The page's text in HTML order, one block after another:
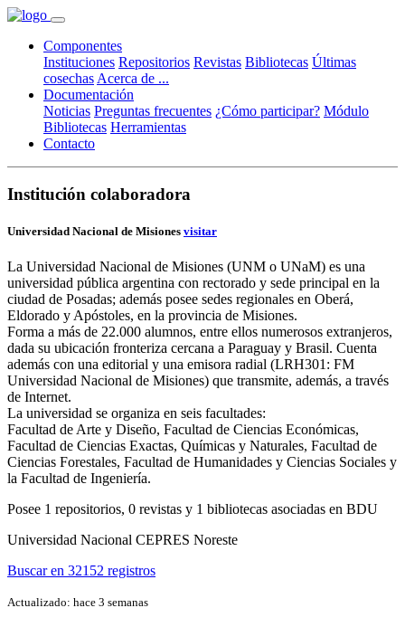
Componentes
Instituciones Repositorios Revistas Bibliotecas Últimas
cosechas Acerca de ...
Documentación
Noticias Preguntas frecuentes ¿Cómo participar? Módulo
Bibliotecas Herramientas
Contacto
Institución colaboradora
Universidad Nacional de Misiones visitar
La Universidad Nacional de Misiones (UNM o UNaM) es una
universidad pública argentina con rectorado y sede principal en la
ciudad de Posadas; además posee sedes regionales en Oberá,
Eldorado y Apóstoles, en la provincia de Misiones.
Forma a más de 22.000 alumnos, entre ellos numerosos extranjeros,
dada su ubicación fronteriza cercana a Paraguay y Brasil. Cuenta
además con una editorial y una emisora radial (LRH301: FM
Universidad Nacional de Misiones) que transmite, además, a través
de Internet.
La universidad se organiza en seis facultades:
Facultad de Arte y Diseño, Facultad de Ciencias Económicas,
Facultad de Ciencias Exactas, Químicas y Naturales, Facultad de
Ciencias Forestales, Facultad de Humanidades y Ciencias Sociales y
la Facultad de Ingeniería.
Posee 1 repositorios, 0 revistas y 1 bibliotecas asociadas en BDU
Universidad Nacional CEPRES Noreste
Buscar en 32152 registros
Actualizado: hace 3 semanas